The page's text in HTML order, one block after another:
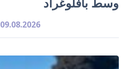
09.08.2026